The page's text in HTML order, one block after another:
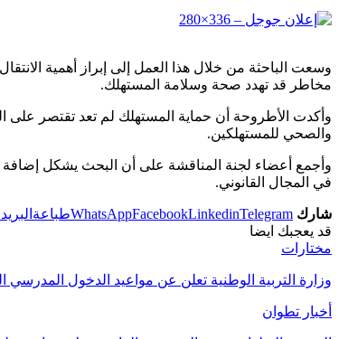
وسعت الباحثة من خلال هذا العمل إلى إبراز أهمية
مخاطر قد تهدد صحة وسلامة المستهلك.
وأكدت الأطروحة أن حماية المستهلك لم تعد تقتصر على
والصحي للمستهلكين.
وأجمع أعضاء لجنة المناقشة على أن البحث يشكل إضافة
في المجال القانوني.
شارك WhatsAppFacebookLinkedinTelegram طباعة
قد يعجبك ايضا
مختارات
وزارة التربية الوطنية تعلن عن مواعيد الدخول المدرسي
أخبار تطوان